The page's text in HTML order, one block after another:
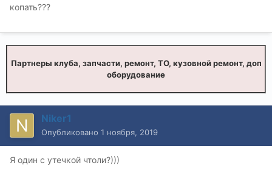
копать???
Партнеры клуба, запчасти, ремонт, ТО, кузовной ремонт, доп
оборудование
Niker1
Опубликовано 1 ноября, 2019
Я один с утечкой чтоли?)))